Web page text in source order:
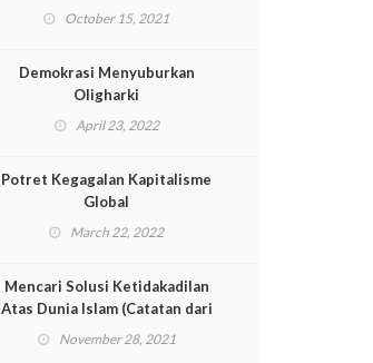
Muqaddimah al-Dustur)
October 15, 2021
Demokrasi Menyuburkan
Oligharki
April 23, 2022
Potret Kegagalan Kapitalisme
Global
March 22, 2022
Mencari Solusi Ketidakadilan
Atas Dunia Islam (Catatan dari
International Muslim Lawyer
November 28, 2021